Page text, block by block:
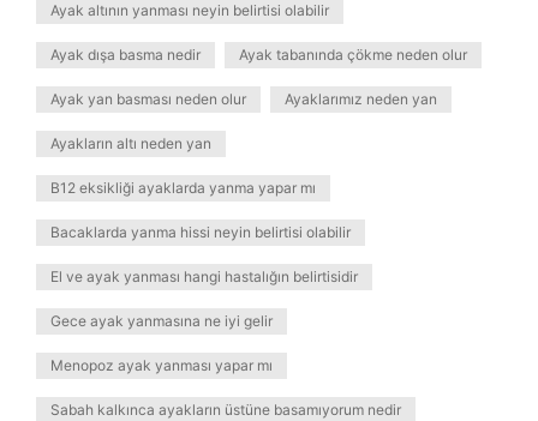
Ayak altının yanması neyin belirtisi olabilir
Ayak dışa basma nedir Ayak tabanında çökme neden olur
Ayak yan basması neden olur Ayaklarımız neden yan
Ayakların altı neden yan
B12 eksikliği ayaklarda yanma yapar mı
Bacaklarda yanma hissi neyin belirtisi olabilir
El ve ayak yanması hangi hastalığın belirtisidir
Gece ayak yanmasına ne iyi gelir
Menopoz ayak yanması yapar mı
Sabah kalkınca ayakların üstüne basamıyorum nedir